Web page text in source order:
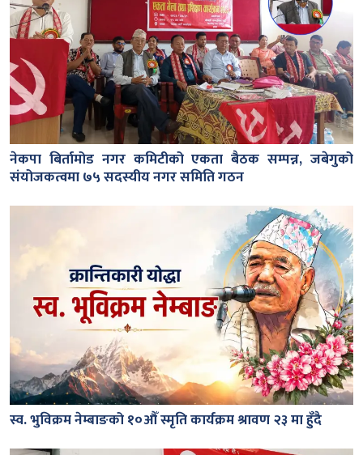
नेकपा बिर्तामोड नगर कमिटीको एकता बैठक सम्पन्न, जबेगुको
संयोजकत्वमा ७५ सदस्यीय नगर समिति गठन
स्व. भुविक्रम नेम्बाङको १०औँ स्मृति कार्यक्रम श्रावण २३ मा हुँदै